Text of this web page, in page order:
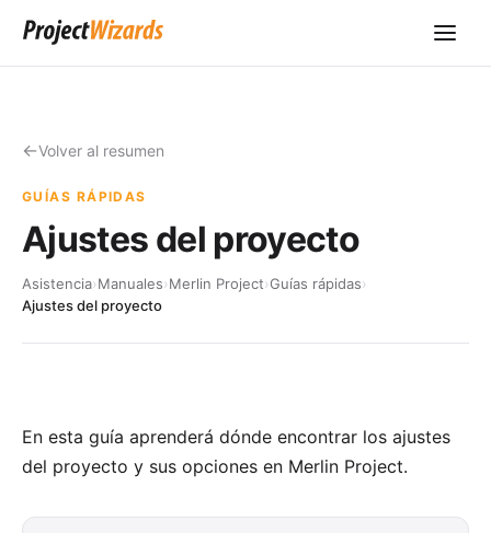
Volver al resumen
GUÍAS RÁPIDAS
Ajustes del proyecto
Asistencia›Manuales›Merlin Project›Guías rápidas›
Ajustes del proyecto
En esta guía aprenderá dónde encontrar los ajustes
del proyecto y sus opciones en Merlin Project.